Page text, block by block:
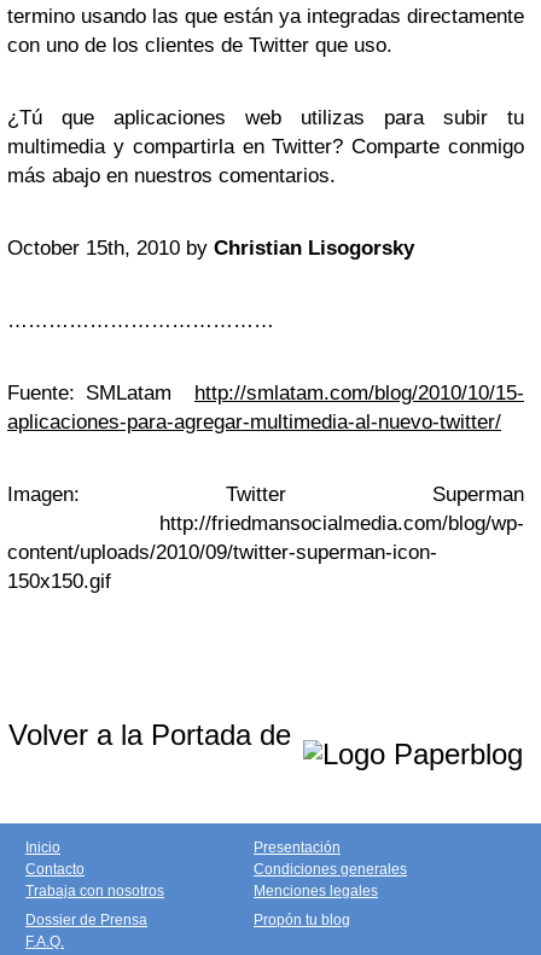
termino usando las que están ya integradas directamente
con uno de los clientes de Twitter que uso.
¿Tú que aplicaciones web utilizas para subir tu
multimedia y compartirla en Twitter? Comparte conmigo
más abajo en nuestros comentarios.
October 15th, 2010 by Christian Lisogorsky
…………………………………
Fuente: SMLatam http://smlatam.com/blog/2010/10/15-
aplicaciones-para-agregar-multimedia-al-nuevo-twitter/
Imagen: Twitter Superman
http://friedmansocialmedia.com/blog/wp-
content/uploads/2010/09/twitter-superman-icon-
150x150.gif
Volver a la Portada de
Inicio
Contacto
Trabaja con nosotros
Presentación
Condiciones generales
Menciones legales
Dossier de Prensa
F.A.Q.
Propón tu blog